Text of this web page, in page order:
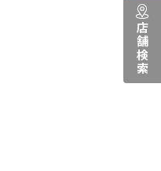
店舗検索